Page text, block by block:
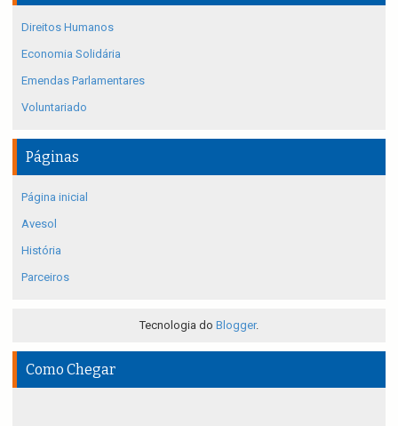
Direitos Humanos
Economia Solidária
Emendas Parlamentares
Voluntariado
Páginas
Página inicial
Avesol
História
Parceiros
Tecnologia do Blogger.
Como Chegar